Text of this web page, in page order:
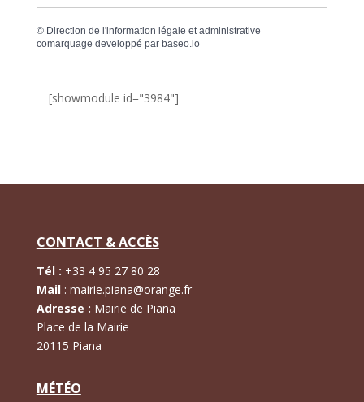
© Direction de l'information légale et administrative
comarquage developpé par baseo.io
[showmodule id="3984"]
CONTACT & ACCÈS
Tél : +33 4 95 27 80 28
Mail: mairie.piana@orange.fr
Adresse : Mairie de Piana
Place de la Mairie
20115 Piana
MÉTÉO